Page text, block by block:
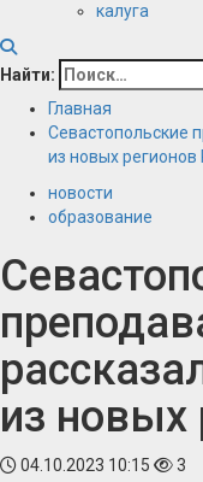
калуга
Найти:
Главная
Севастопольские
из новых регионов
новости
образование
из новых
04.10.2023 10:15 3